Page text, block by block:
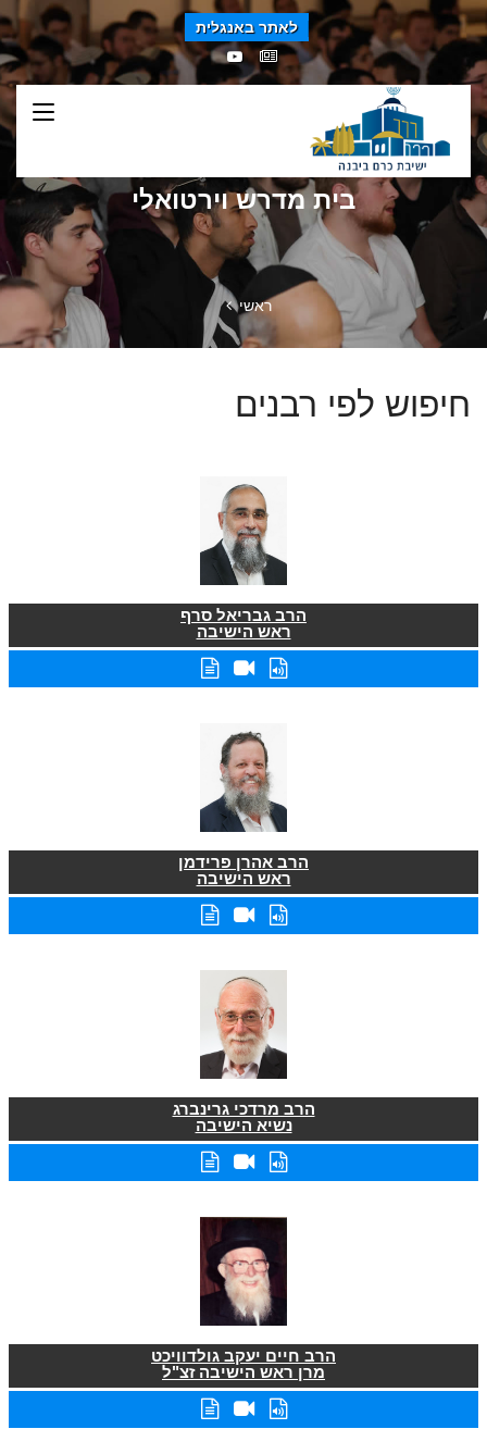
לאתר באנגלית
בית מדרש וירטואלי
ראשי
חיפוש לפי רבנים
הרב גבריאל סרף
ראש הישיבה
הרב אהרן פרידמן
ראש הישיבה
הרב מרדכי גרינברג
נשיא הישיבה
הרב חיים יעקב גולדוויכט
מרן ראש הישיבה זצ"ל